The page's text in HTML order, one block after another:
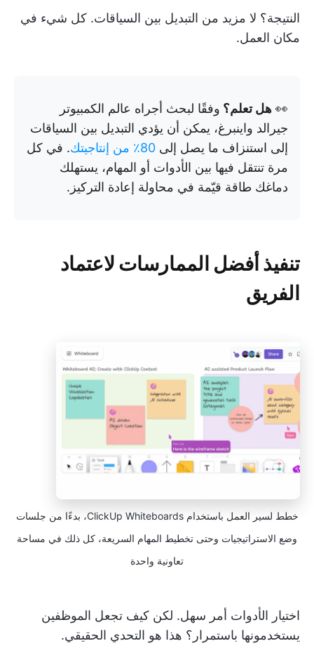
النتيجة؟ لا مزيد من التبديل بين السياقات. كل شيء في
مكان العمل.
👀 هل تعلم؟ وفقًا لبحث أجراه عالم الكمبيوتر
جيرالد واينبرغ، يمكن أن يؤدي التبديل بين السياقات
إلى استنزاف ما يصل إلى 80٪ من إنتاجيتك
. في كل
مرة تنتقل فيها بين الأدوات أو المهام، يستهلك
دماغك طاقة قيّمة في محاولة إعادة التركيز.
تنفيذ أفضل الممارسات لاعتماد
الفريق
خطط لسير العمل باستخدام ClickUp Whiteboards، بدءًا من جلسات
وضع الاستراتيجيات وحتى تخطيط المهام السريعة، كل ذلك في مساحة
تعاونية واحدة
اختيار الأدوات أمر سهل. لكن كيف تجعل الموظفين
يستخدمونها باستمرار؟ هذا هو التحدي الحقيقي.